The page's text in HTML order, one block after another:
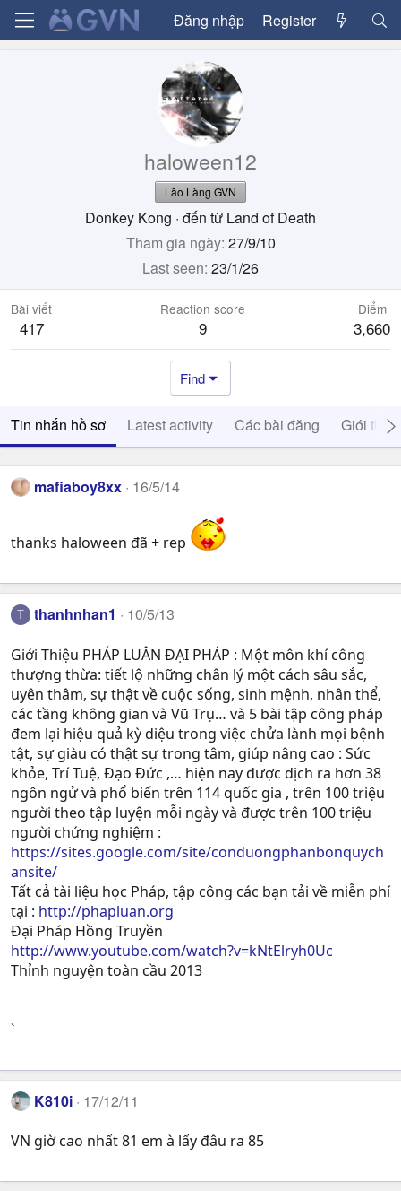
Đăng nhập Register
haloween12
Lão Làng GVN
Donkey Kong · đến từ Land of Death
Tham gia ngày 27/9/10
Last seen 23/1/26
Bài viết
417
Reaction score
9
Điểm
3,660
Find
Tin nhắn hồ sơ Latest activity Các bài đăng Giới thiệu
mafiaboy8xx 16/5/14
thanks haloween đã + rep
T thanhnhan1 10/5/13
Giới Thiệu PHÁP LUÂN ĐẠI PHÁP : Một môn khí công
thượng thừa: tiết lộ những chân lý một cách sâu sắc,
uyên thâm, sự thật về cuộc sống, sinh mệnh, nhân thể,
các tầng không gian và Vũ Trụ… và 5 bài tập công pháp
đem lại hiệu quả kỳ diệu trong việc chửa lành mọi bệnh
tật, sự giàu có thật sự trong tâm, giúp nâng cao : Sức
khỏe, Trí Tuệ, Ðạo Ðức ,… hiện nay được dịch ra hơn 38
ngôn ngử và phổ biến trên 114 quốc gia , trên 100 triệu
người theo tập luyện mỗi ngày và được trên 100 triệu
người chứng nghiệm :
https://sites.google.com/site/conduongphanbonquych
ansite/
Tất cả tài liệu học Pháp, tập công các bạn tải về miễn phí
tại : http://phapluan.org
Đại Pháp Hồng Truyền
http://www.youtube.com/watch?v=kNtElryh0Uc
Thỉnh nguyện toàn cầu 2013
`
K810i 17/12/11
VN giờ cao nhất 81 em à lấy đâu ra 85